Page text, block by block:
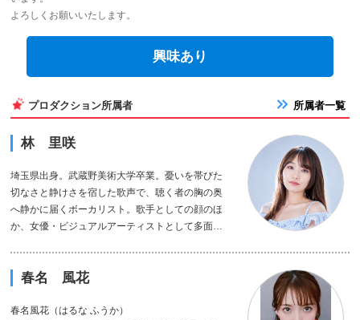
よろしくお願いいたします。
興味あり
プロダクション所属者 所属者一覧
林 里咲
埼玉県出身。武蔵野美術大学卒業。憂いを帯びた
切なさと静けさを宿した歌声で、聴く者の胸の奥
へ静かに届くボーカリスト。歌手としての顔のほ
か、女優・ビジュアルアーティストとして多面的
2024年6月6日、横浜ご当地アイドルグループ「宝
（2,400席）にてデビュー。二年間にわたりグルー
春名 風花
春名風花（はるな ふうか）